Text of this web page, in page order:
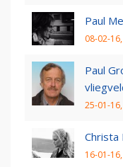
Paul
08-02-
Paul
25-01-
Christa
16-01-